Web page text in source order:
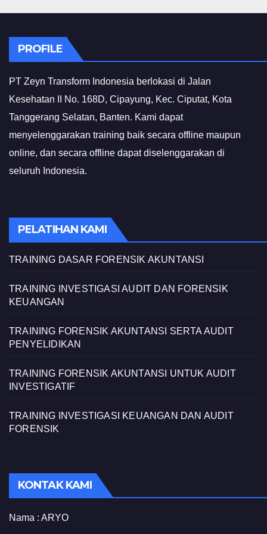
PROFILE
PT Zeyn Transform Indonesia berlokasi di Jalan
Kesehatan II No. 168D, Cipayung, Kec. Ciputat, Kota
Tanggerang Selatan, Banten. Kami dapat
menyelenggarakan training baik secara offline maupun
online, dan secara offline dapat diselenggarakan di
seluruh Indonesia.
PELATIHAN KAMI
TRAINING DASAR FORENSIK AKUNTANSI
TRAINING INVESTIGASI AUDIT DAN FORENSIK
KEUANGAN
TRAINING FORENSIK AKUNTANSI SERTA AUDIT
PENYELIDIKAN
TRAINING FORENSIK AKUNTANSI UNTUK AUDIT
INVESTIGATIF
TRAINING INVESTIGASI KEUANGAN DAN AUDIT
FORENSIK
KONTAK KAMI
Nama : ARYO